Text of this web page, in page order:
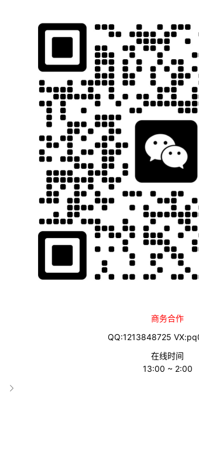
网络工具 SEO工具 正文
Ahrefs是一款强大而易于学习的SEO工具集，提
什么是"Ahrefs"?
Ahrefs是一款强大而易于学习的SEO工具集，旨
商务合作
QQ:1213848725
在线时间
13:00 ~ 2:00